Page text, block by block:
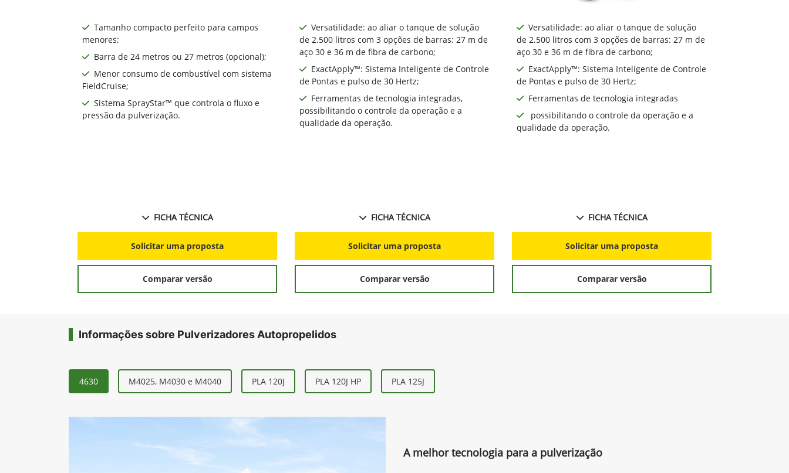
Tamanho compacto perfeito para campos
menores;
Barra de 24 metros ou 27 metros (opcional);
Menor consumo de combustível com sistema
FieldCruise;
Sistema SprayStar™ que controla o fluxo e
pressão da pulverização.
FICHA TÉCNICA
Solicitar uma proposta
Comparar versão
Versatilidade: ao aliar o tanque de solução
de 2.500 litros com 3 opções de barras: 27 m de
aço 30 e 36 m de fibra de carbono;
ExactApply™: Sistema Inteligente de Controle
de Pontas e pulso de 30 Hertz;
Ferramentas de tecnologia integradas,
possibilitando o controle da operação e a
qualidade da operação.
FICHA TÉCNICA
Solicitar uma proposta
Comparar versão
Versatilidade: ao aliar o tanque de solução
de 2.500 litros com 3 opções de barras: 27 m de
aço 30 e 36 m de fibra de carbono;
ExactApply™: Sistema Inteligente de Controle
de Pontas e pulso de 30 Hertz;
Ferramentas de tecnologia integradas
possibilitando o controle da operação e a
qualidade da operação.
FICHA TÉCNICA
Solicitar uma proposta
Comparar versão
Informações sobre Pulverizadores Autopropelidos
4630 M4025, M4030 e M4040 PLA 120J PLA 120J HP PLA 125J
A melhor tecnologia para a pulverização